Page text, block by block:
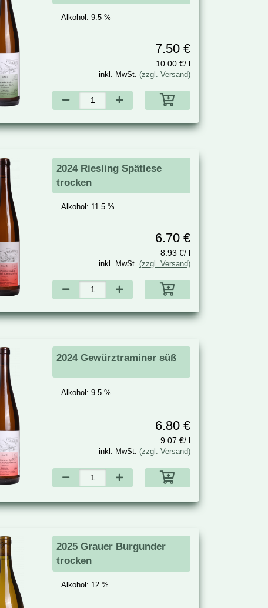
Alkohol: 9.5 %
7.50 €
10.00 €/ l
inkl. MwSt. (zzgl. Versand)
2024 Riesling Spätlese
trocken
Alkohol: 11.5 %
6.70 €
8.93 €/ l
inkl. MwSt. (zzgl. Versand)
2024 Gewürztraminer süß
Alkohol: 9.5 %
6.80 €
9.07 €/ l
inkl. MwSt. (zzgl. Versand)
2025 Grauer Burgunder
trocken
Alkohol: 12 %